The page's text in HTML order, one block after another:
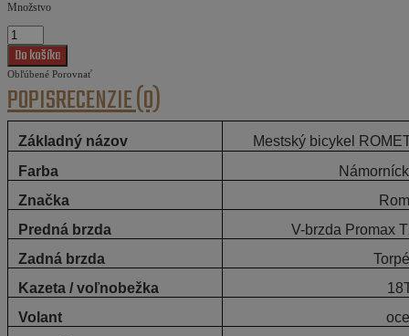
Množstvo
Obľúbené Porovnať
POPISRECENZIE (0)
Základný názov
Mestský bicykel
Farba
Značka
Predná brzda
V-brzda Promax
Zadná brzda
Kazeta / voľnobežka
Volant